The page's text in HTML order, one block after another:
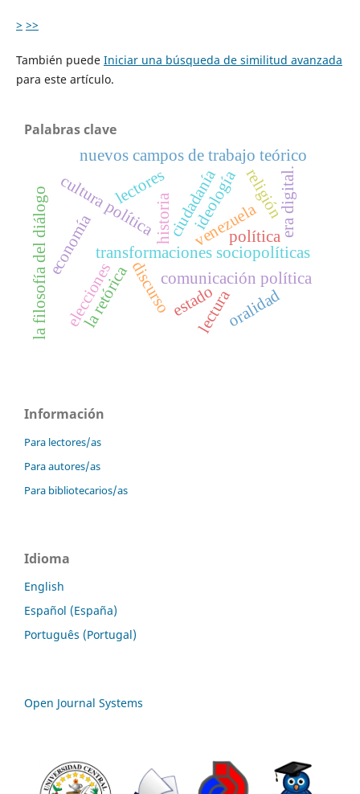
> >>
También puede Iniciar una búsqueda de similitud avanzada
para este artículo.
Palabras clave
cultura política
transformaciones sociopolíticas
venezuela
comunicación política
economía política
historia
discursoestado
ciudadanía era digital.
nuevos campos de trabajo teórico
la retórica
la filosofía del diálogo elecciones
ideologíareligión
lectura
lectores
oralidad
Información
Para lectores/as
Para autores/as
Para bibliotecarios/as
Idioma
English
Español (España)
Português (Portugal)
Open Journal Systems